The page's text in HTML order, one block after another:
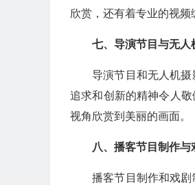
欣赏，还有着专业的视频
七、导演节目与无人
导演节目和无人机
追求和创新的精神令人
视角欣赏到美丽的画面。
八、播客节目制作与
播客节目制作和戏